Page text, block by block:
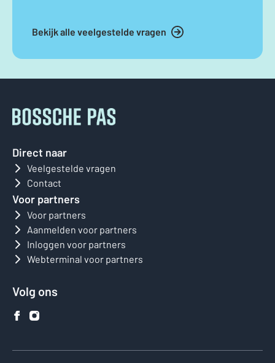
Bekijk alle veelgestelde vragen
Direct naar
Veelgestelde vragen
Contact
Voor partners
Voor partners
Aanmelden voor partners
Inloggen voor partners
Webterminal voor partners
Volg ons